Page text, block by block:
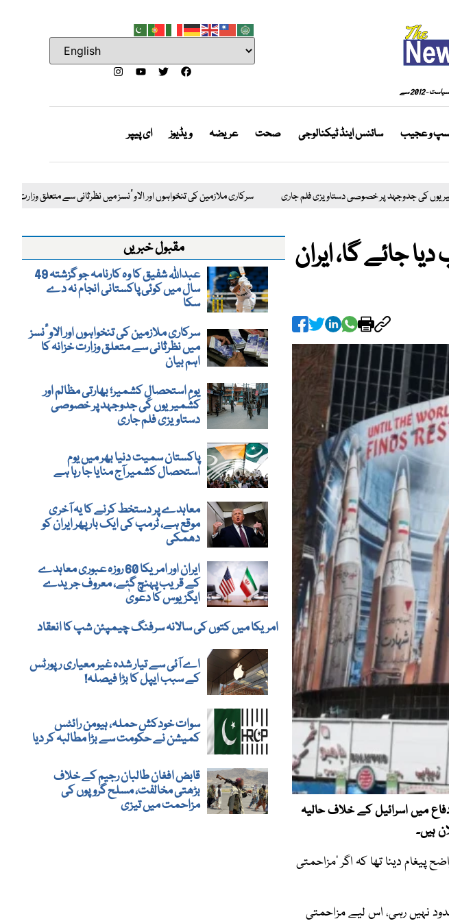
- 2012 سے
و عجیب سائنس اینڈ ٹیکنالوجی صحت عریضہ ویڈیوز ای پیپر
سرکاری ملازمین کی تنخواہوں اور الاوٴنسز میں نظرثانی سے متعلق اور کشمیریوں کی جدوجہد پر خصوصی دستاویزی فلم جاری
جائے گا، ایران
میں اسرائیل کے خلاف حالیہ
ہیں۔
دینا تھا کہ اگر ’مزاحمتی
نہیں رہی، اس لیے مزاحمتی
مقبول خبریں
عبداللہ شفیق کا وہ کارنامہ جو گزشتہ 49
سال میں کوئی پاکستانی انجام نہ دے
سکا
سرکاری ملازمین کی تنخواہوں اور الاوٴنسز
میں نظرثانی سے متعلق وزارت خزانہ کا
اہم بیان
یومِ استحصالِ کشمیر؛ بھارتی مظالم اور
کشمیریوں کی جدوجہد پر خصوصی
دستاویزی فلم جاری
پاکستان سمیت دنیا بھر میں یوم
استحصال کشمیر آج منایا جا رہا ہے
معاہدے پر دستخط کرنے کا یہ آخری
موقع ہے، ٹرمپ کی ایک بار پھر ایران کو
دھمکی
ایران اور امریکا 60 روزہ عبوری معاہدے
کے قریب پہنچ گئے، معروف جریدے
ایگزیوس کا دعویٰ
امریکا میں کتوں کی سالانہ سرفنگ چیمپئن شپ کا انعقاد
اے آئی سے تیار شدہ غیر معیاری رپورٹس
کے سبب ایپل کا بڑا فیصلہ!
سوات خودکش حملہ، ہیومن رائٹس
کمیشن نے حکومت سے بڑا مطالبہ کر دیا
قابض افغان طالبان رجیم کے خلاف
بڑھتی مخالفت، مسلح گروپوں کی
مزاحمت میں تیزی